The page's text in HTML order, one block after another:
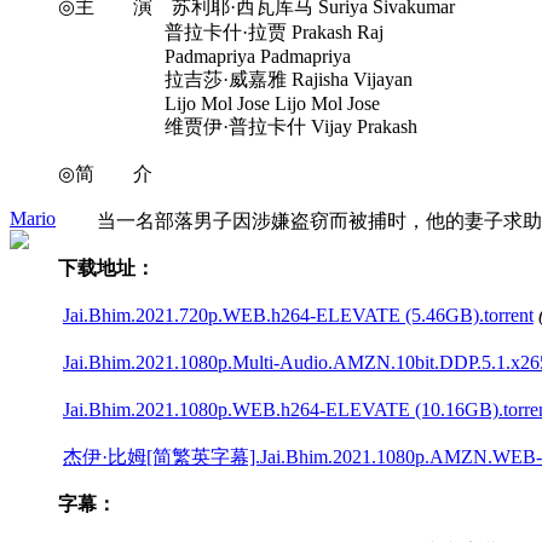
Mario
◎主 演 苏利耶·西瓦库马 Suriya Sivakumar
普拉卡什·拉贾 Prakash Raj
Padmapriya Padmapriya
拉吉莎·威嘉雅 Rajisha Vijayan
Lijo Mol Jose Lijo Mol Jose
维贾伊·普拉卡什 Vijay Prakash
◎简 介
当一名部落男子因涉嫌盗窃而被捕时，他的妻子求助
下载地址：
Jai.Bhim.2021.720p.WEB.h264-ELEVATE (5.46GB).torrent
Jai.Bhim.2021.1080p.Multi-
Jai.Bhim.2021.1080p.WEB.h264-ELEVATE
杰伊·比姆[简繁英字幕
字幕：